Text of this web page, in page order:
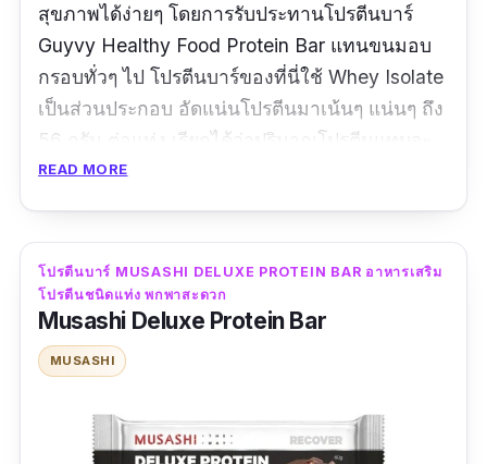
สุขภาพได้ง่ายๆ โดยการรับประทานโปรตีนบาร์
Guyvy Healthy Food Protein Bar แทนขนมอบ
กรอบทั่วๆ ไป โปรตีนบาร์ของที่นี่ใช้ Whey Isolate
เป็นส่วนประกอบ อัดแน่นโปรตีนมาเน้นๆ แน่นๆ ถึง
56 กรัม ต่อแท่ง เรียกได้ว่าปริมาณโปรตีนแทบจะ
สูงที่สุดในตลาดของ Protein Bar ตอนนี้ ท่านใด
จัดโปรตีนบาร์แท่งนี้ไปแท่งเดียวเป็นอันจบปึ้ง
ข้อมูลเฉพาะ
รสชาติ :รสดาร์กช็อกโกแลต
รีวิวจากผู้ใช้จริง :
READ MORE
โปรตีนบาร์ MUSASHI DELUXE PROTEIN BAR อาหารเสริม
โปรตีนชนิดแท่ง พกพาสะดวก
Musashi Deluxe Protein Bar
MUSASHI